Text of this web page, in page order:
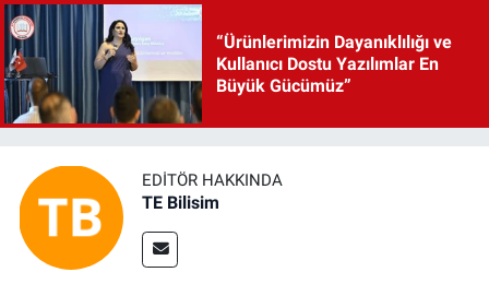
“Ürünlerimizin Dayanıklılığı ve
Kullanıcı Dostu Yazılımlar En
Büyük Gücümüz”
EDITÖR HAKKINDA
TE Bilisim